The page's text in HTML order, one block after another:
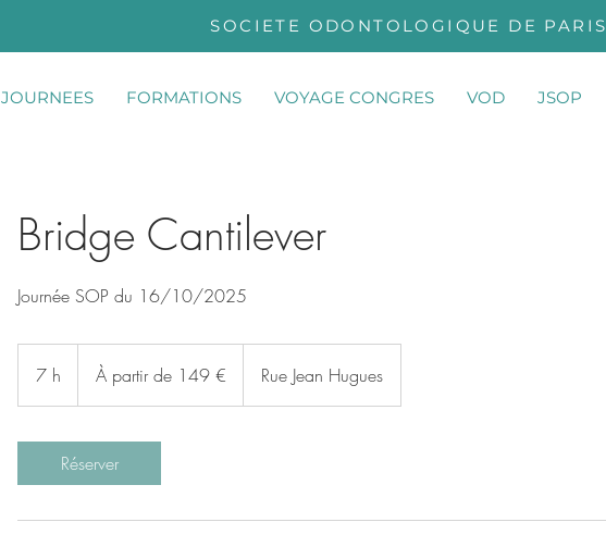
SOCIETE ODONTOLOGIQUE DE PARIS
JOURNEES FORMATIONS VOYAGE CONGRES VOD JSOP
Bridge Cantilever
Journée SOP du 16/10/2025
7 h
h
partir
À partir de 149 € Rue Jean Hugues
Réserver